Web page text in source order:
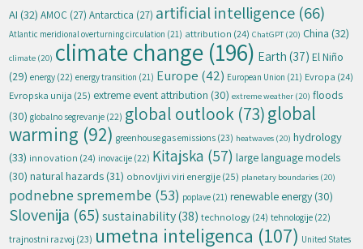
AI (32) AMOC (27) Antarctica (27) artificial intelligence (66)
Atlantic meridional overturning circulation (21) attribution (24) ChatGPT (20) China (32)
climate (20) climate change (196) Earth (37) El Niño
(29) energy (22) energy transition (21) Europe (42) European Union (21) Evropa (24)
Evropska unija (25) extreme event attribution (30) extreme weather (20) floods
(30) globalno segrevanje (22) global outlook (73)global
warming (92) greenhouse gas emissions (23) heatwaves (20) hydrology
(33) innovation (24) inovacije (22) Kitajska (57) large language models
(30) natural hazards (31) obnovljivi viri energije(25) planetary boundaries (20)
podnebne spremembe (53) poplave (21) renewable energy (30)
Slovenija (65) sustainability(38) technology(24) tehnologije (22)
trajnostni razvoj (23) umetna inteligenca (107) United States